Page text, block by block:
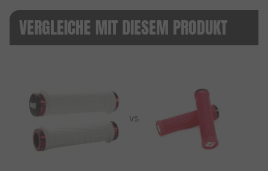
VERGLEICHE MIT DIESEM PRODUKT
VS